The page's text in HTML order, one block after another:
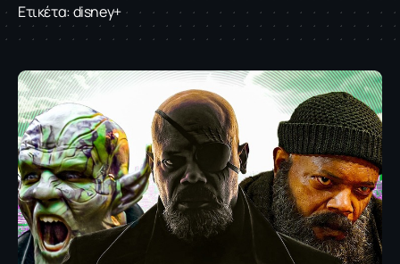
Ετικέτα:disney+